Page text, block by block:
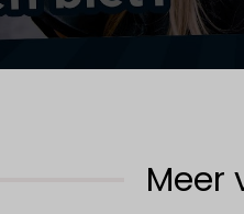
Meer